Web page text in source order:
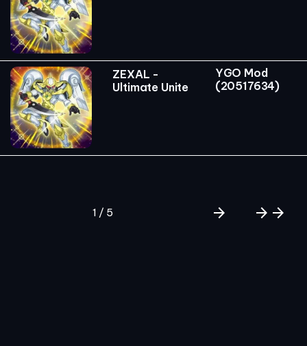
ZEXAL -
Ultimate Unite
YGO Mod
(20517634)
1 / 5 arrow_forward arrow_forward arrow_forward